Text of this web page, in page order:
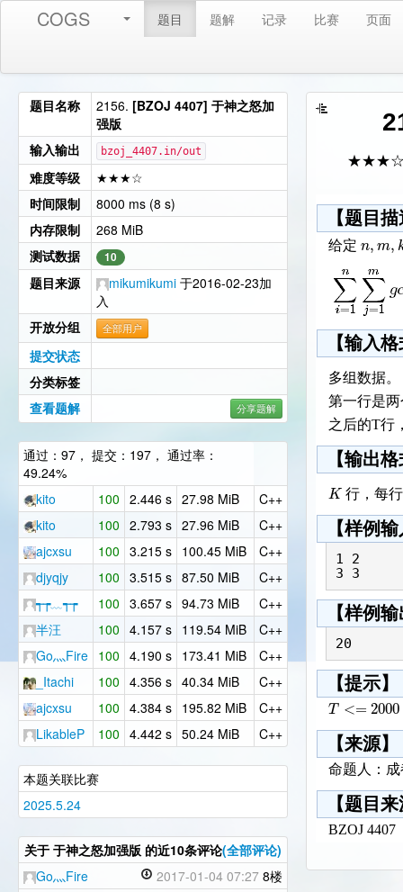
COGS 题目 题解 记录 比赛 页面
题目名称 2156. [BZOJ 4407] 于神之怒加
强版
输入输出
bzoj_4407.in/out
难度等级
★★★☆
时间限制
8000 ms (8 s)
内存限制
268 MiB
测试数据
10
题目来源 mikumikumi 于2016-02-23加
入
开放分组
全部用户
提交状态
分类标签
查看题解
分享题解
通过：97， 提交：197， 通过率：
49.24%
kito
100 2.446 s 27.98 MiB
C++
kito
100 2.793 s 27.96 MiB
C++
ajcxsu
100 3.215 s 100.45 MiB
C++
djyqjy
100 3.515 s 87.50 MiB
C++
┭┮﹏┭┮
100 3.657 s 94.73 MiB
C++
半汪
100 4.157 s 119.54 MiB
C++
Go灬Fire 100 4.190 s 173.41 MiB
C++
_Itachi
100 4.356 s 40.34 MiB
C++
ajcxsu
100 4.384 s 195.82 MiB
C++
LikableP
100 4.442 s 50.24 MiB C++
本题关联比赛
2025.5.24
关于 于神之怒加强版 的近10条评论(全部评论)
Go灬Fire
2017-01-04 07:27 8楼
★★★☆
【题目
给定 n,m,
【输入
多组数据。
第一行是
之后的T行
【输出
K 行，每
【样例
1 2
【样例
【提示】
T <=2000
【来源】
命题人：
【题目
BZOJ 4407